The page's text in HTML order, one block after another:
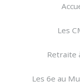
Les
Retraite
Les 6e au